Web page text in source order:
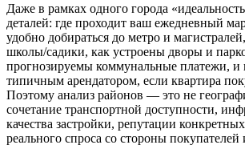
Даже в рамках одного города
деталей: где проходит ваш ежедневный
удобно добираться до метро и
школы/садики, как устроены дворы и
прогнозируемы коммунальные платежи, и
типичным арендатором, если квартира
Поэтому анализ районов — это не
сочетание транспортной доступности,
качества застройки, репутации
реального спроса со стороны покупателей